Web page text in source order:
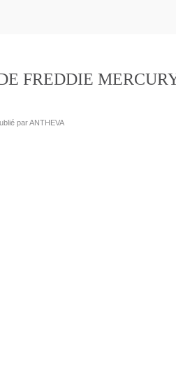
FREDDIE
par ANTHEVA